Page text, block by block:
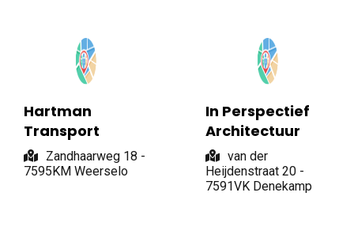
Hartman
Transport
Zandhaarweg 18 -
7595KM Weerselo
In Perspectief
Architectuur
van der
Heijdenstraat 20 -
7591VK Denekamp